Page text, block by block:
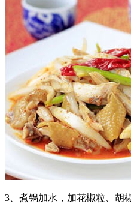
3、煮锅加水，加花椒粒、胡